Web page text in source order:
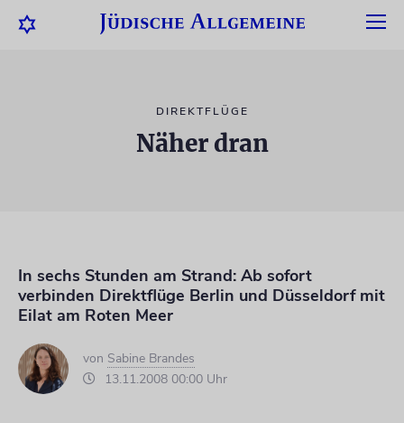
DIREKTFLÜGE
Näher dran
In sechs Stunden am Strand: Ab sofort
verbinden Direktflüge Berlin und Düsseldorf mit
Eilat am Roten Meer
von Sabine Brandes
13.11.2008 00:00 Uhr